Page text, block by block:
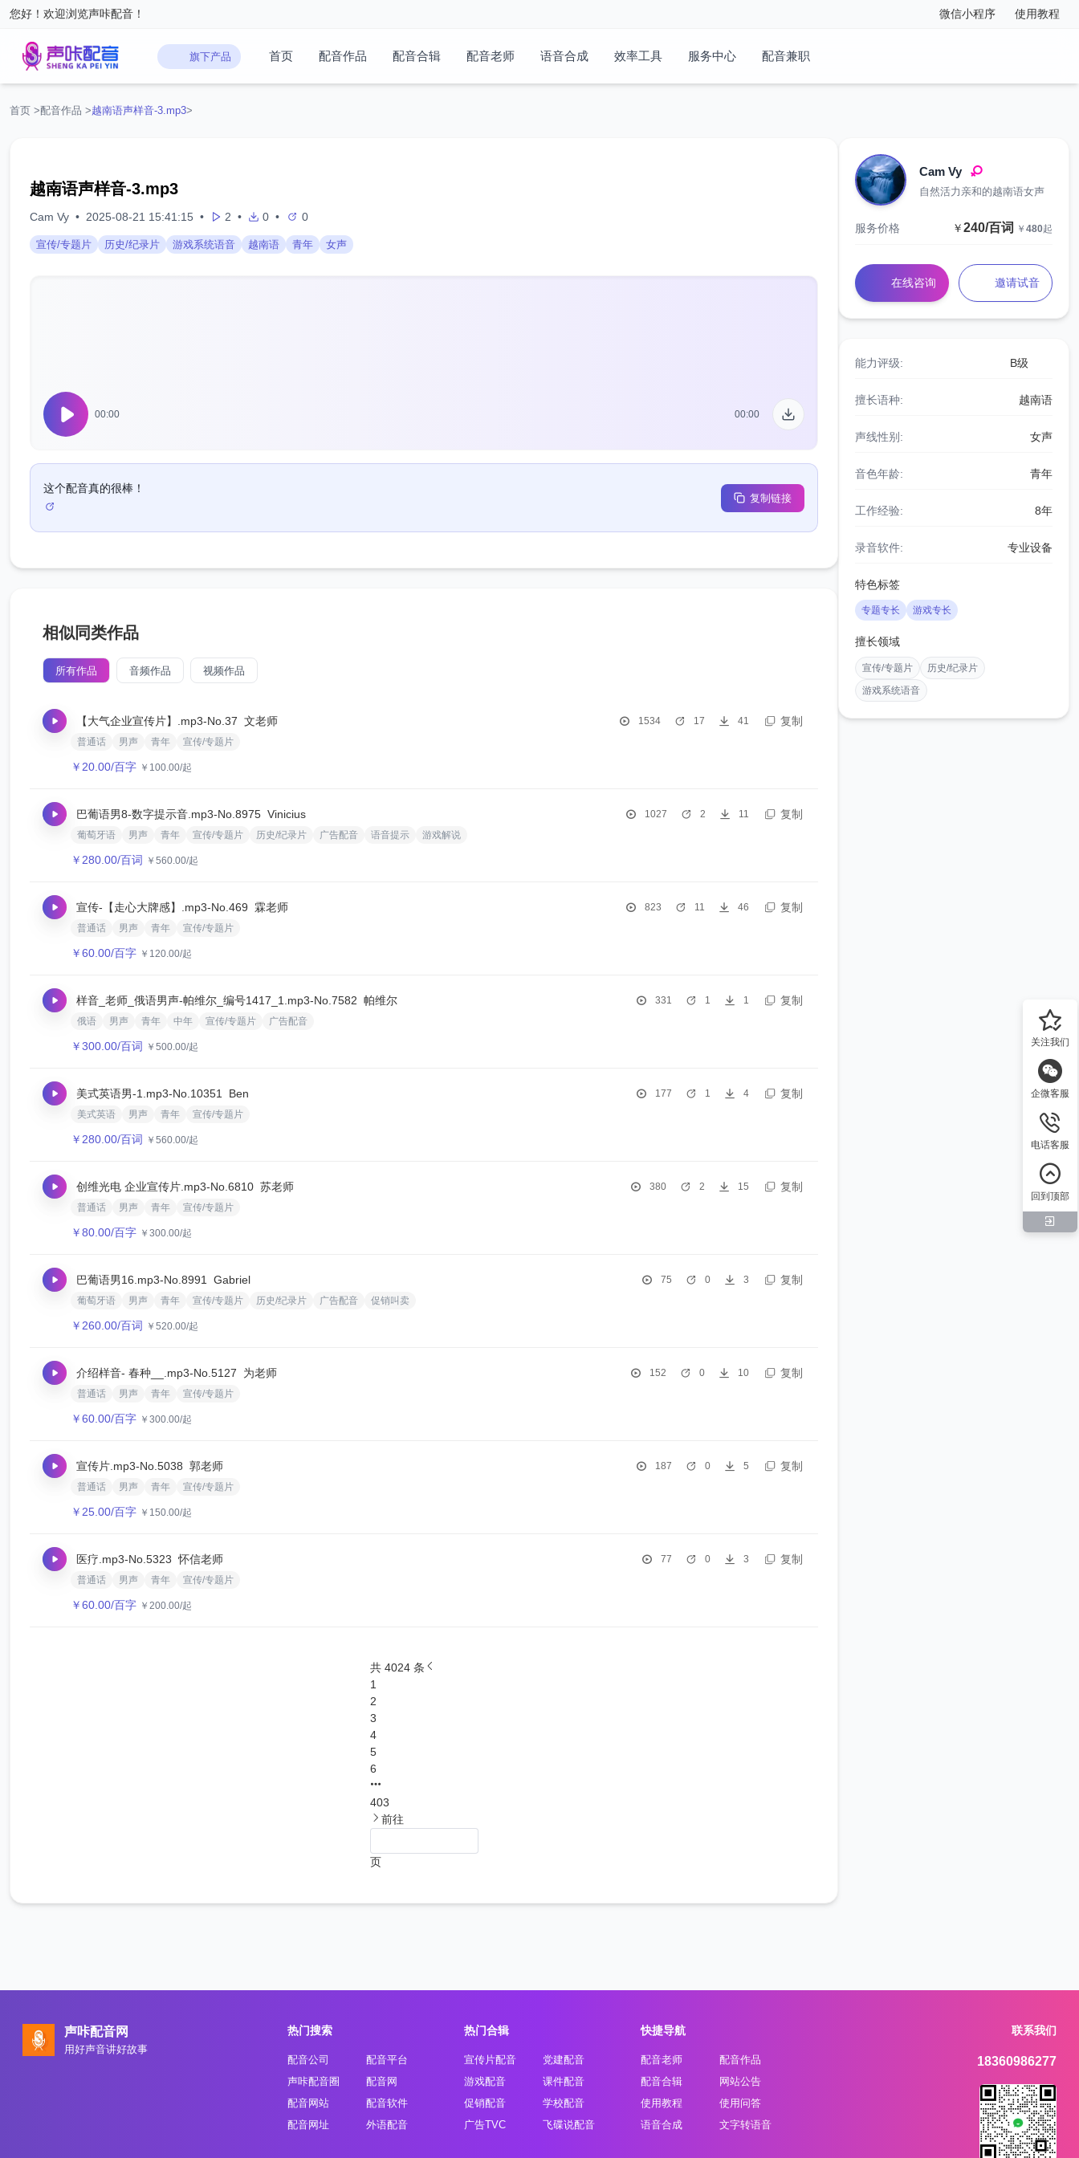
您好！欢迎浏览声咔配音！ 微信小程序 使用教程
关注我们
企微客服
电话客服
回到顶部
旗下产品 首页 配音作品 配音合辑 配音老师 语音合成 效率工具 服务中心 配音兼职
首页 >配音作品 >越南语声样音-3.mp3>
越南语声样音-3.mp3
‌Cam Vy‌ • 2025-08-21 15:41:15 • 2 • 0 • 0
宣传/专题片 历史/纪录片 游戏系统语音 越南语 青年 女声
00:00 00:00
这个配音真的很棒！
复制链接
相似同类作品
所有作品 音频作品 视频作品
【大气企业宣传片】.mp3-No.37 文老师 1534 17 41 复制
普通话 男声 青年 宣传/专题片
￥ 20.00/百字 ￥ 100.00/起
巴葡语男8-数字提示音.mp3-No.8975 Vinicius 1027 2 11 复制
葡萄牙语 男声 青年 宣传/专题片 历史/纪录片 广告配音 语音提示 游戏解说
￥ 280.00/百词 ￥ 560.00/起
宣传-【走心大牌感】.mp3-No.469 霖老师 823 11 46 复制
普通话 男声 青年 宣传/专题片
￥60.00/百字 ￥ 120.00/起
样音_老师_俄语男声-帕维尔_编号1417_1.mp3-No.7582 帕维尔 331 1 1 复制
俄语 男声 青年 中年 宣传/专题片 广告配音
￥300.00/百词 ￥ 500.00/起
美式英语男-1.mp3-No.10351 Ben 177 1 4 复制
美式英语 男声 青年 宣传/专题片
￥ 280.00/百词 ￥ 560.00/起
创维光电 企业宣传片.mp3-No.6810 苏老师 380 2 15 复制
普通话 男声 青年 宣传/专题片
￥80.00/百字 ￥ 300.00/起
巴葡语男16.mp3-No.8991 Gabriel 75 0 3 复制
葡萄牙语 男声 青年 宣传/专题片 历史/纪录片 广告配音 促销叫卖
￥ 260.00/百词 ￥ 520.00/起
介绍样音- 春种__.mp3-No.5127 为老师 152 0 10 复制
普通话 男声 青年 宣传/专题片
￥60.00/百字 ￥ 300.00/起
宣传片.mp3-No.5038 郭老师 187 0 5 复制
普通话 男声 青年 宣传/专题片
￥ 25.00/百字 ￥ 150.00/起
医疗.mp3-No.5323 怀信老师 77 0 3 复制
普通话 男声 青年 宣传/专题片
￥60.00/百字 ￥ 200.00/起
共 4024 条
1
2
3
4
5
6
403
前往
页
‌Cam Vy‌
自然活力亲和的越南语女声
服务价格 ￥240/百词 ￥ 480起
在线咨询 邀请试音
能力评级: B级
擅长语种: 越南语
声线性别: 女声
音色年龄: 青年
工作经验: 8年
录音软件: 专业设备
特色标签
专题专长 游戏专长
擅长领域
宣传/专题片
历史/纪录片
游戏系统语音
声咔配音网
用好声音讲好故事
热门搜索
配音公司
配音平台
声咔配音圈
配音网
配音网站
配音软件
配音网址
外语配音
热门合辑
宣传片配音
党建配音
游戏配音
课件配音
促销配音
学校配音
广告TVC
飞碟说配音
快捷导航
配音老师
配音作品
配音合辑
网站公告
使用教程
使用问答
语音合成
文字转语音
联系我们
18360986277